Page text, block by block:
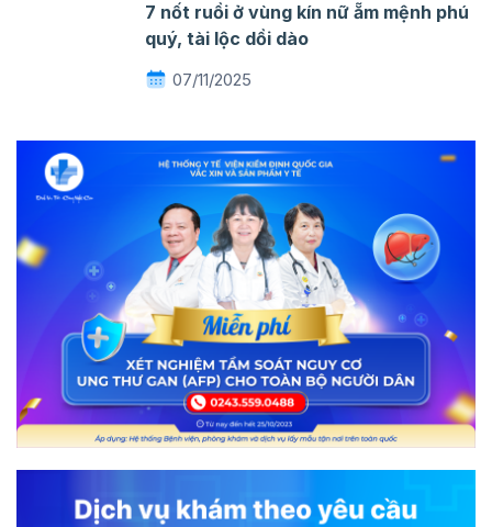
7 nốt ruồi ở vùng kín nữ ẵm mệnh phú
quý, tài lộc dồi dào
07/11/2025